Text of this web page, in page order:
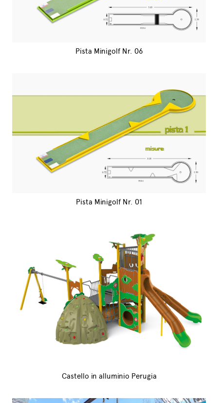
Pista Minigolf Nr. 06
Pista Minigolf Nr. 01
Castello in alluminio Perugia